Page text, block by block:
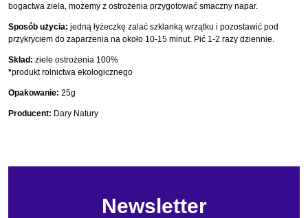
bogactwa ziela, możemy z ostrożenia przygotować smaczny napar.
Sposób użycia: jedną łyżeczkę zalać szklanką wrzątku i pozostawić pod
przykryciem do zaparzenia na około 10-15 minut. Pić 1-2 razy dziennie.
Skład: ziele ostrożenia 100%
*produkt rolnictwa ekologicznego
Opakowanie: 25g
Producent: Dary Natury
Newsletter